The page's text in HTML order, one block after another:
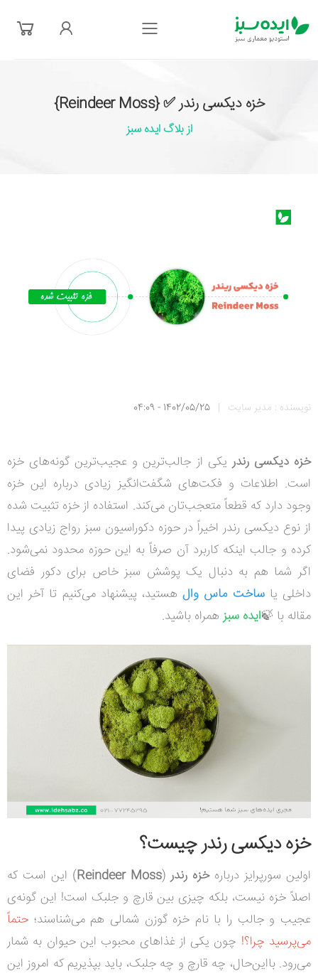
فهرست
خزه دیکسی رندر ✅ {Reindeer Moss}
از بلاگ ایده سبز
نویسنده : مدیر سایت |
1402/05/25 - 04:09
خزه دیکسی رندریکی از جالب‌ترین و عجیب‌ترین گونه‌های خزه
است. اطلاعات و فکت‌های شگفت‌انگیز زیادی درباره این خزه
وجود دارد که قطعاً متعجب‌تان می‌کند. استفاده از خزه تثبیت شده
از نوع دیکسی رندر اخیراً در حوزه دکوراسیون سبز رواج زیادی پیدا
کرده و جالب اینکه کاربرد آن صرفاً به این حوزه محدود نمی‌شود.
اگر شما هم به دنبال یک پوشش سبز خاص برای دکور فضای
داخلی یاساخت ماس والهستید، پیشنهاد می‌کنیم تا آخر این
مقاله با 🍃ایده سبزهمراه باشید.
خزه دیکسی رندر چیست؟
اولین سورپرایز دربارهخزه رندر(
Reindeer Moss) این است که
اصلاً خزه نیست، بلکه چیزی بین قارچ و جلبک است! این گونه‌ی
عجیب و جالب را با نام خزه گوزن شمالی هم می‌شناسند؛ حتماً
می‌پرسید چرا؟! چون یکی از غذاهای محبوب این حیوان به شمار
می‌رود. بااین‌حال، چه قارچ و چه جلبک، باید بپذیریم که امروز این